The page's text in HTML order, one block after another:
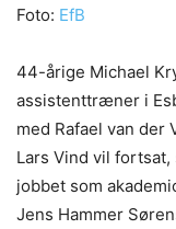
Foto: EfB
44-årige Michael
assistenttræner i
med Rafael van der
Lars Vind vil
jobbet som
Jens Hammer